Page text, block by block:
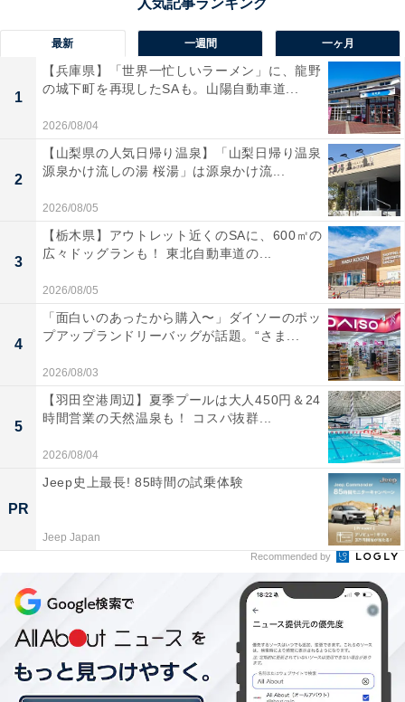
最新 一週間 一ヶ月
1
【兵庫県】「世界一忙しいラーメン」に、龍野
の城下町を再現したSAも。山陽自動車道...
2026/08/04
2
【山梨県の人気日帰り温泉】「山梨日帰り温泉
源泉かけ流しの湯 桜湯」は源泉かけ流...
2026/08/05
3
【栃木県】アウトレット近くのSAに、600㎡の
広々ドッグランも！ 東北自動車道の...
2026/08/05
4
「面白いのあったから購入〜」ダイソーのポッ
プアップランドリーバッグが話題。“さま...
2026/08/03
5
【羽田空港周辺】夏季プールは大人450円＆24
時間営業の天然温泉も！ コスパ抜群...
2026/08/04
PR
Jeep史上最長! 85時間の試乗体験
Jeep Japan
Recommended by